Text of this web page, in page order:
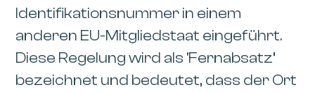
Identifikationsnummer in einem
anderen EU-Mitgliedstaat eingeführt.
Diese Regelung wird als ‘Fernabsatz’
bezeichnet und bedeutet, dass der Ort